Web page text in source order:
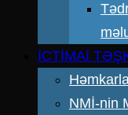
İCTİMAİ
NMİ-nin